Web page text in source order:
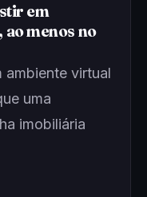
em
menos no
ambiente virtual
uma
imobiliária